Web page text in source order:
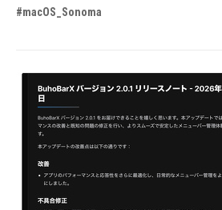
#macOS_Sonoma